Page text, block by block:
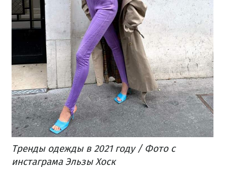
Тренды одежды в 2021 году / Фото с
инстаграма Эльзы Хоск